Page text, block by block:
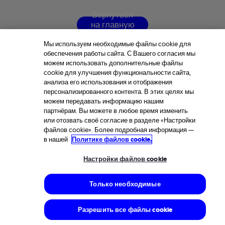
Вернуться
на главную
Мы используем необходимые файлы cookie для
обеспечения работы сайта. С Вашего согласия мы
можем использовать дополнительные файлы
cookie для улучшения функциональности сайта,
анализа его использования и отображения
персонализированного контента. В этих целях мы
можем передавать информацию нашим
партнёрам. Вы можете в любое время изменить
или отозвать своё согласие в разделе «Настройки
файлов cookie». Более подробная информация —
в нашей Политике файлов cookie.
Настройки файлов cookie
Только необходимые
Разрешить все файлы cookie